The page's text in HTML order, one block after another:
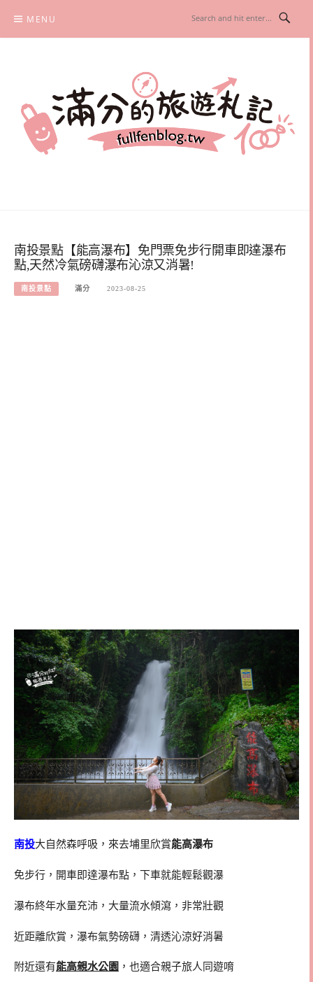
content
MENU
南投景點【能高瀑布】免門票免步行開車即達瀑布
點,天然冷氣磅礴瀑布沁涼又消暑!
南投景點 滿分 2023-08-25
南投大自然森呼吸，來去埔里欣賞能高瀑布
免步行，開車即達瀑布點，下車就能輕鬆觀瀑
瀑布終年水量充沛，大量流水傾瀉，非常壯觀
近距離欣賞，瀑布氣勢磅礴，清透沁涼好消暑
附近還有能高親水公園 ，也適合親子旅人同遊唷